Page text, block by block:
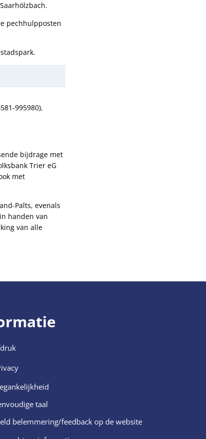
pechhulpposten
995980),
bijdrage met
Trier eG
met
Palts, evenals
handen van
van alle
taal
belemmering/feedback op de website